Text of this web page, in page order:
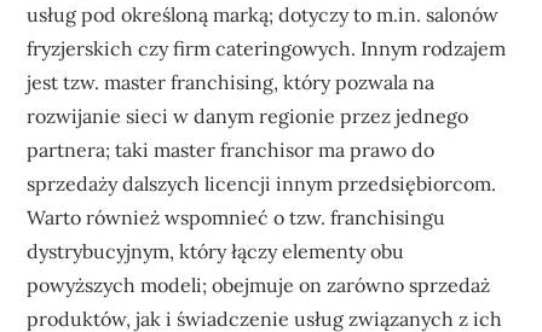
usług pod określoną marką; dotyczy to m.in. salonów
fryzjerskich czy firm cateringowych. Innym rodzajem
jest tzw. master franchising, który pozwala na
rozwijanie sieci w danym regionie przez jednego
partnera; taki master franchisor ma prawo do
sprzedaży dalszych licencji innym przedsiębiorcom.
Warto również wspomnieć o tzw. franchisingu
dystrybucyjnym, który łączy elementy obu
powyższych modeli; obejmuje on zarówno sprzedaż
produktów, jak i świadczenie usług związanych z ich